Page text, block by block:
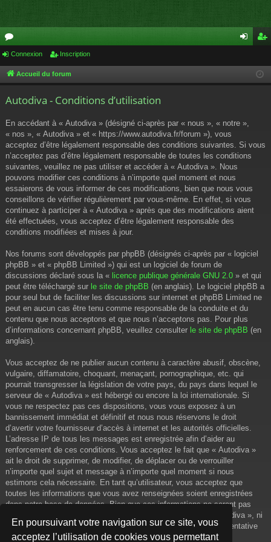
En poursuivant votre navigation sur ce site, vous
acceptez l’utilisation de cookies vous permettant
or
u cri
Connexion Inscription
Accueil du forum
Autodiva - Conditions d’utilisation
En accédant à « Autodiva » (désigné ci-après par « nous », « notre »,
« nos », « Autodiva » et « https://www.autodiva.fr/forum »), vous
acceptez d’être légalement responsable des conditions suivantes. Si vous
n’acceptez pas d’être légalement responsable de toutes les conditions
suivantes, veuillez ne pas utiliser et accéder à « Autodiva ». Nous
pouvons modifier ces conditions à n’importe quel moment et nous
essaierons de vous informer de ces modifications, bien que nous vous
conseillons de vérifier régulièrement par vous-même. En effet, si vous
continuez à participer à « Autodiva » après que des modifications aient
été effectuées, vous acceptez d’être légalement responsable des
conditions modifiées et mises à jour.
Nos forums sont développés par phpBB (désignés ci-après par « logiciel
phpBB » et « phpBB Limited ») qui est un logiciel de forum de
discussions déclaré sous la « licence publique générale GNU 2.0 » et qui
peut être téléchargé sur le site de phpBB (en anglais). Le logiciel phpBB a
pour seul but de faciliter les discussions sur internet et phpBB Limited ne
peut en aucun cas être tenu comme responsable de la conduite et du
contenu que nous acceptons et que nous n’acceptons pas. Pour plus
d’informations concernant phpBB, veuillez consulter le site de phpBB (en
anglais).
Vous acceptez de ne publier aucun contenu à caractère abusif, obscène,
vulgaire, diffamatoire, choquant, menaçant, pornographique, etc. qui
pourrait transgresser la législation de votre pays, du pays dans lequel le
serveur de « Autodiva » est hébergé ou encore la loi internationale. Si
vous ne respectez pas ces dispositions, vous vous exposez à un
bannissement immédiat et définitif et nous nous réservons le droit
d’avertir votre fournisseur d’accès à internet et les autorités officielles.
L’adresse IP de tous les messages est enregistrée afin d’aider au
renforcement de ces conditions. Vous acceptez le fait que « Autodiva »
ait le droit de supprimer, de modifier, de déplacer ou de verrouiller
n’importe quel sujet et message à n’importe quel moment si nous
estimons cela nécessaire. En tant qu’utilisateur, vous acceptez que
toutes les informations que vous avez renseignées soient enregistrées
dans notre base de données. Bien que ces informations ne seront pas
diffusées à une tierce partie sans votre consentement, ni « Autodiva », ni
phpBB, ne pourront être tenus comme responsables en cas de tentative
de piratage informatique visant à compromettre vos données.